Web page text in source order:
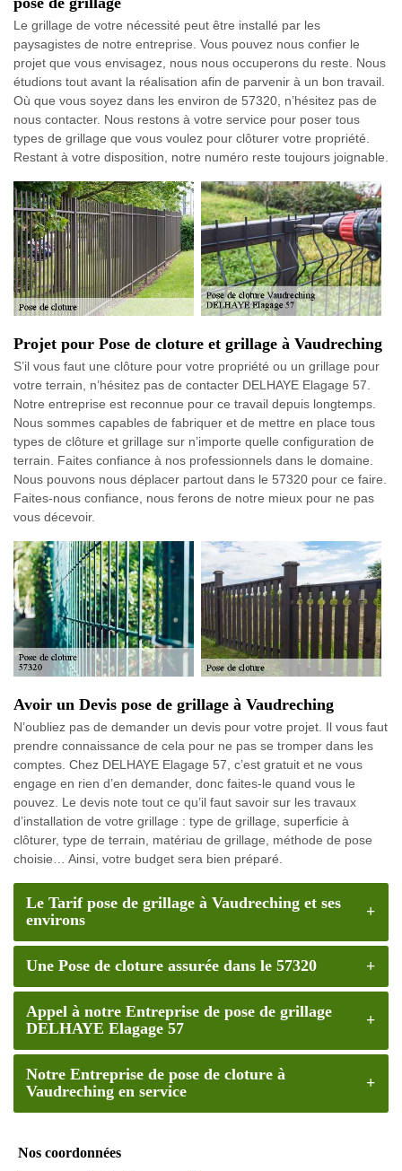
Le grillage de votre nécessité peut être installé par les
paysagistes de notre entreprise. Vous pouvez nous confier le
projet que vous envisagez, nous nous occuperons du reste. Nous
étudions tout avant la réalisation afin de parvenir à un bon travail.
Où que vous soyez dans les environ de 57320, n’hésitez pas de
nous contacter. Nous restons à votre service pour poser tous
types de grillage que vous voulez pour clôturer votre propriété.
Restant à votre disposition, notre numéro reste toujours joignable.
Projet pour Pose de cloture et grillage à Vaudreching
S’il vous faut une clôture pour votre propriété ou un grillage pour
votre terrain, n’hésitez pas de contacter DELHAYE Elagage 57.
Notre entreprise est reconnue pour ce travail depuis longtemps.
Nous sommes capables de fabriquer et de mettre en place tous
types de clôture et grillage sur n’importe quelle configuration de
terrain. Faites confiance à nos professionnels dans le domaine.
Nous pouvons nous déplacer partout dans le 57320 pour ce faire.
Faites-nous confiance, nous ferons de notre mieux pour ne pas
vous décevoir.
Avoir un Devis pose de grillage à Vaudreching
N’oubliez pas de demander un devis pour votre projet. Il vous faut
prendre connaissance de cela pour ne pas se tromper dans les
comptes. Chez DELHAYE Elagage 57, c’est gratuit et ne vous
engage en rien d’en demander, donc faites-le quand vous le
pouvez. Le devis note tout ce qu’il faut savoir sur les travaux
d’installation de votre grillage : type de grillage, superficie à
clôturer, type de terrain, matériau de grillage, méthode de pose
choisie… Ainsi, votre budget sera bien préparé.
Le Tarif pose de grillage à Vaudreching et ses
environs
Une Pose de cloture assurée dans le 57320
Appel à notre Entreprise de pose de grillage
DELHAYE Elagage 57
Notre Entreprise de pose de cloture à
Vaudreching en service
Nos coordonnées